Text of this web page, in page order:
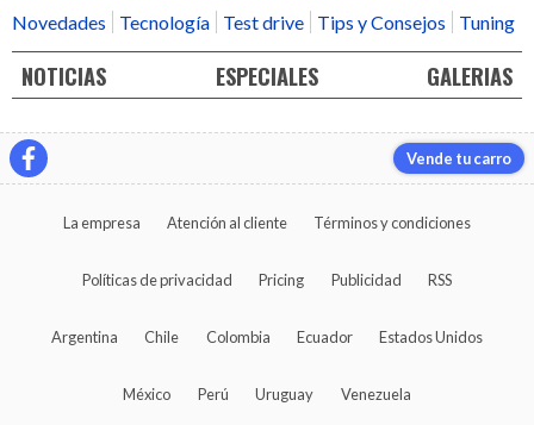
Novedades
Tecnología Test drive Tips y Consejos Tuning
NOTICIAS ESPECIALES GALERIAS
Vende tu carro
La empresa Atención al cliente Términos y condiciones
Políticas de privacidad Pricing Publicidad RSS
Argentina Chile Colombia Ecuador Estados Unidos
México Perú Uruguay Venezuela